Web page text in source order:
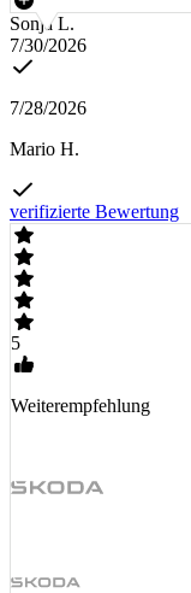
Sonja L.
7/30/2026
7/28/2026
Mario H.
verifizierte Bewertung
5
Weiterempfehlung